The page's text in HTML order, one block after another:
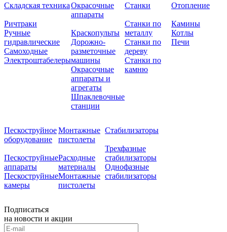
Складская техника
Ричтраки
Ручные
гидравлические
Самоходные
Электроштабелеры
Окрасочные
аппараты
Краскопульты
Дорожно-
разметочные
машины
Окрасочные
аппараты и
агрегаты
Шпаклевочные
станции
Станки
Станки по
металлу
Станки по
дереву
Станки по
камню
Отопление
Камины
Котлы
Печи
Пескоструйное
оборудование
Пескоструйные
аппараты
Пескоструйные
камеры
Монтажные
пистолеты
Расходные
материалы
Монтажные
пистолеты
Стабилизаторы
Трехфазные
стабилизаторы
Однофазные
стабилизаторы
Подписаться
на новости и акции